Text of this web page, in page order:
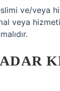
ve/veya
veya